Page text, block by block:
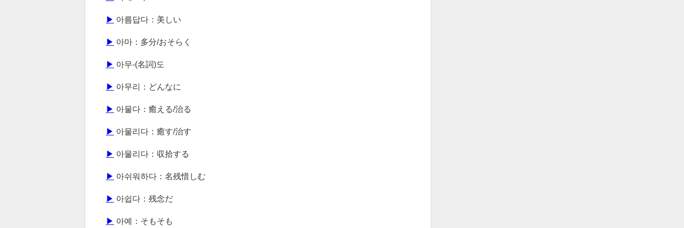
▶ 아름답다：美しい
▶ 아마：多分/おそらく
▶ 아무-(名詞)도
▶ 아무리：どんなに
▶ 아물다：癒える/治る
▶ 아물리다：癒す/治す
▶ 아물리다：収拾する
▶ 아쉬워하다：名残惜しむ
▶ 아쉽다：残念だ
▶ 아예：そもそも